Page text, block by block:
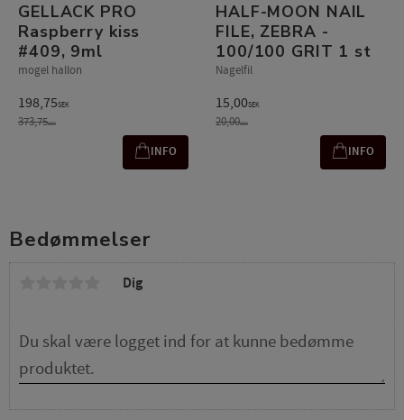
Bedømmelser
Dig
GELLACK PRO
Raspberry kiss
#409, 9ml
mogel hallon
198,75SEK
373,75SEK
INFO
HALF-MOON NAIL
FILE, ZEBRA -
100/100 GRIT 1 st
Nagelfil
15,00SEK
20,00SEK
INFO